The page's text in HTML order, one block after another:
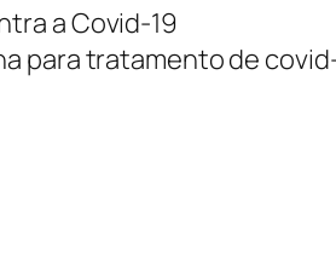
para tratamento de